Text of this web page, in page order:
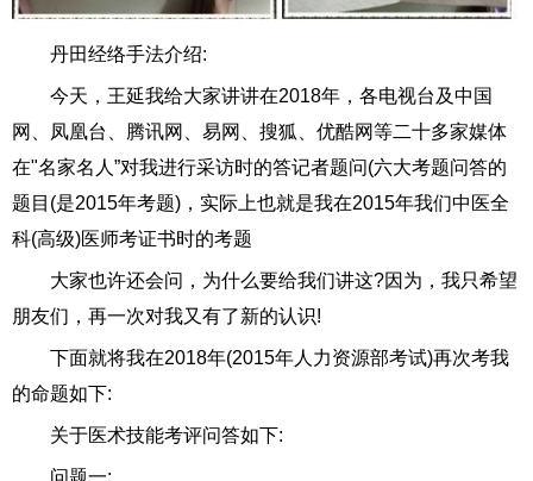
丹田经络手法介绍:
今天，王延我给大家讲讲在2018年，各电视台及中国
网、凤凰台、腾讯网、易网、搜狐、优酷网等二十多家媒体
在"名家名人”对我进行采访时的答记者题问(六大考题问答的
题目(是2015年考题)，实际上也就是我在2015年我们中医全
科(高级)医师考证书时的考题
大家也许还会问，为什么要给我们讲这?因为，我只希望
朋友们，再一次对我又有了新的认识!
下面就将我在2018年(2015年人力资源部考试)再次考我
的命题如下:
关于医术技能考评问答如下:
问题一: